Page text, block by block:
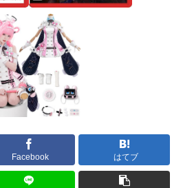
Facebook はてブ